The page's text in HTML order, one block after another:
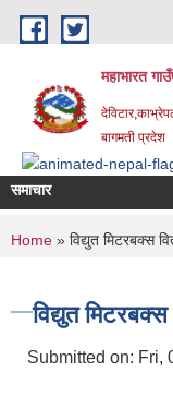
Skip to main content
महाभारत
बागमती प्रदेश
समाचार
You are
Home » विद्युत मिटरबक्स
विद्युत
Submitted on: Fri,